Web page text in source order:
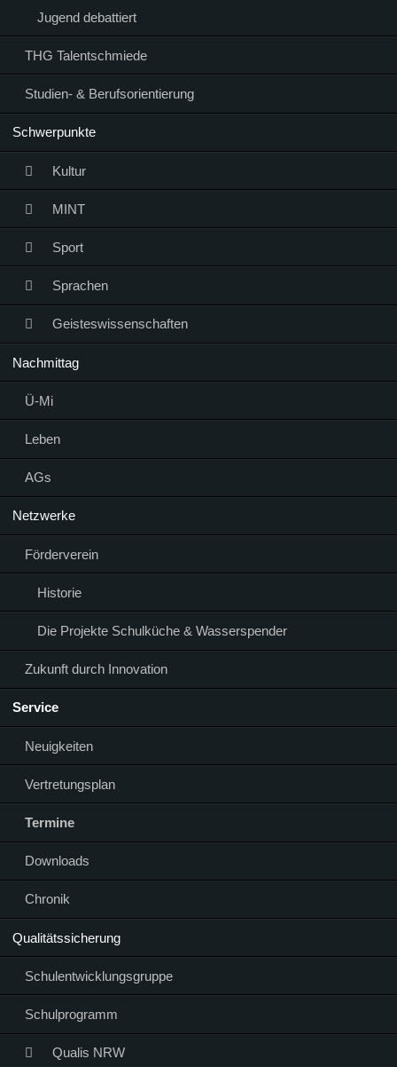
Jugend debattiert
THG Talentschmiede
Studien- & Berufsorientierung
Schwerpunkte
Kultur
MINT
Sport
Sprachen
Geisteswissenschaften
Nachmittag
Ü-Mi
Leben
AGs
Netzwerke
Förderverein
Historie
Die Projekte Schulküche & Wasserspender
Zukunft durch Innovation
Service
Neuigkeiten
Vertretungsplan
Termine
Downloads
Chronik
Qualitätssicherung
Schulentwicklungsgruppe
Schulprogramm
Qualis NRW